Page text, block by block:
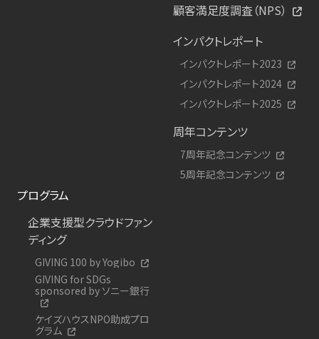
顧客満足度調査（NPS）
インパクトレポート
インパクトレポート2023
インパクトレポート2024
インパクトレポート2025
周年コンテンツ
7周年記念コンテンツ
5周年記念コンテンツ
プログラム
企業支援型クラウドファン
ディング
GIVING 100 by Yogibo
GIVING for SDGs
sponsored by ソニー銀行
ケイズハウスNPO助成プロ
グラム